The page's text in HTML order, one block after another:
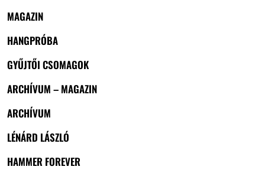
MAGAZIN
HANGPRÓBA
GYŰJTŐI CSOMAGOK
ARCHÍVUM – MAGAZIN
ARCHÍVUM
LÉNÁRD LÁSZLÓ
HAMMER FOREVER